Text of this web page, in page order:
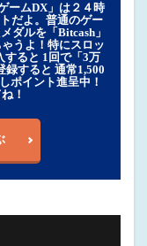
ームDX」は２４時
だよ。普通のゲー
ダルを「Bitcash」
うよ！特にスロッ
すると 1回で「3万
録すると 通常1,500
ポイント進呈中！
！